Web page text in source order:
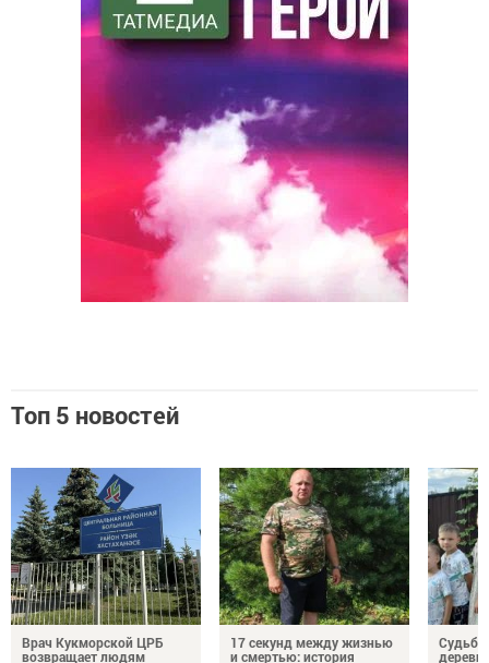
Топ 5 новостей
Врач Кукморской ЦРБ
возвращает людям
17 секунд между жизнью
и смертью: история
Судьба